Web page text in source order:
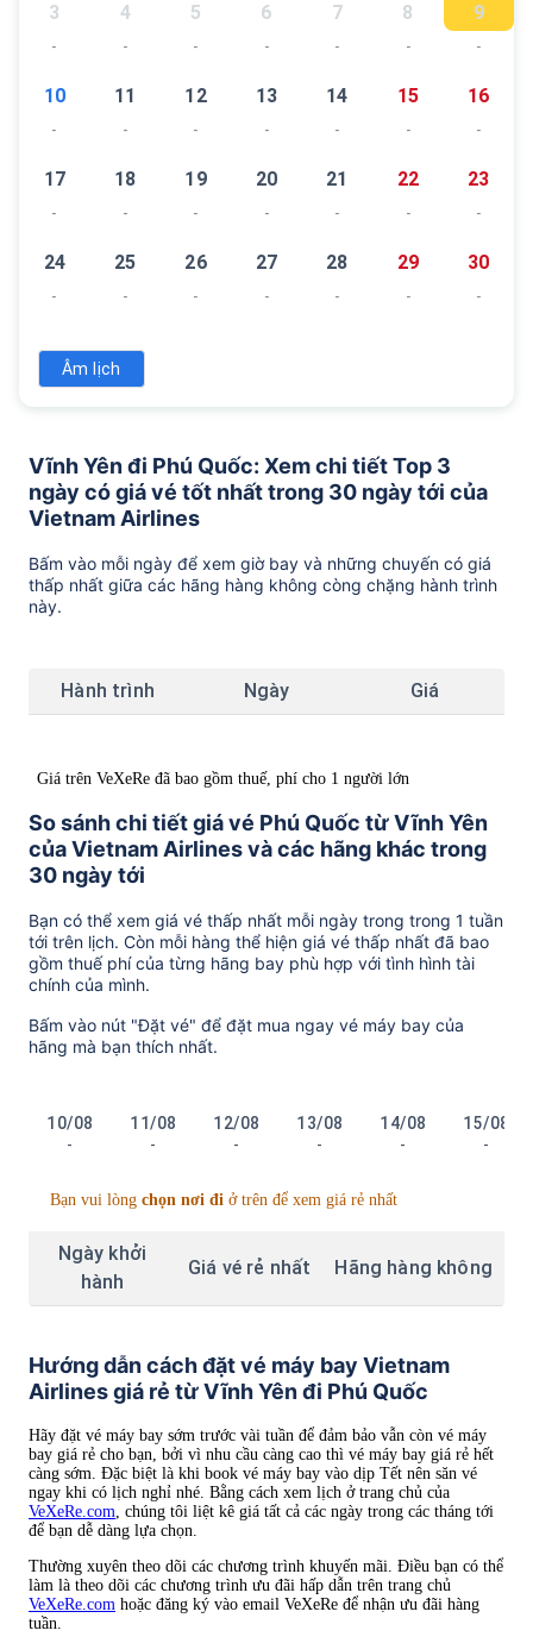
3
-
4
-
5
-
6
-
7
-
8
-
9
-
10
-
11
-
12
-
13
-
14
-
15
-
16
-
17
-
18
-
19
-
20
-
21
-
22
-
23
-
24
-
25
-
26
-
27
-
28
-
29
-
30
-
31
Âm lịch
Vĩnh Yên đi Phú Quốc: Xem chi tiết Top 3
ngày có giá vé tốt nhất trong 30 ngày tới của
Vietnam Airlines
Bấm vào mỗi ngày để xem giờ bay và những chuyến có giá
thấp nhất giữa các hãng hàng không còng chặng hành trình
này.
Hành trình Ngày Giá
Giá trên VeXeRe đã bao gồm thuế, phí cho 1 người lớn
So sánh chi tiết giá vé Phú Quốc từ Vĩnh Yên
của Vietnam Airlines và các hãng khác trong
30 ngày tới
Bạn có thể xem giá vé thấp nhất mỗi ngày trong trong 1 tuần
tới trên lịch. Còn mỗi hàng thể hiện giá vé thấp nhất đã bao
gồm thuế phí của từng hãng bay phù hợp với tình hình tài
chính của mình.
Bấm vào nút "Đặt vé" để đặt mua ngay vé máy bay của
hãng mà bạn thích nhất.
10/08
-
11/08
-
12/08
-
13/08
-
14/08
-
15/08
-
Bạn vui lòng chọn nơi đi ở trên để xem giá rẻ nhất
Ngày khởi
hành
Giá vé rẻ nhất Hãng hàng không
Hướng dẫn cách đặt vé máy bay Vietnam
Airlines giá rẻ từ Vĩnh Yên đi Phú Quốc
Hãy đặt vé máy bay sớm trước vài tuần để đảm bảo vẫn còn vé máy
bay giá rẻ cho bạn, bởi vì nhu cầu càng cao thì vé máy bay giá rẻ hết
càng sớm. Đặc biệt là khi book vé máy bay vào dịp Tết nên săn vé
ngay khi có lịch nghỉ nhé. Bằng cách xem lịch ở trang chủ của
VeXeRe.com , chúng tôi liệt kê giá tất cả các ngày trong các tháng tới
để bạn dễ dàng lựa chọn.
Thường xuyên theo dõi các chương trình khuyến mãi. Điều bạn có thể
làm là theo dõi các chương trình ưu đãi hấp dẫn trên trang chủ
VeXeRe.com hoặc đăng ký vào email VeXeRe để nhận ưu đãi hàng
tuần.